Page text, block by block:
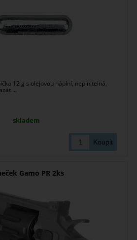
12 g s olejovou náplní, neplnitelná,
...
skladem
Gamo PR 2ks